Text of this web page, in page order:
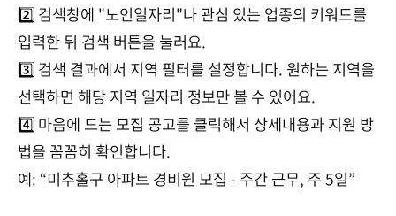
2️⃣ 검색창에 "노인일자리"나 관심 있는 업종의 키워드를
입력한 뒤 검색 버튼을 눌러요.
3️⃣ 검색 결과에서 지역 필터를 설정합니다. 원하는 지역을
선택하면 해당 지역 일자리 정보만 볼 수 있어요.
4️⃣ 마음에 드는 모집 공고를 클릭해서 상세내용과 지원 방
법을 꼼꼼히 확인합니다.
예: “미추홀구 아파트 경비원 모집 - 주간 근무, 주 5일”